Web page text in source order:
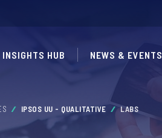
INSIGHTS HUB NEWS & EVENTS
IPSOS UU - QUALITATIVE LABS